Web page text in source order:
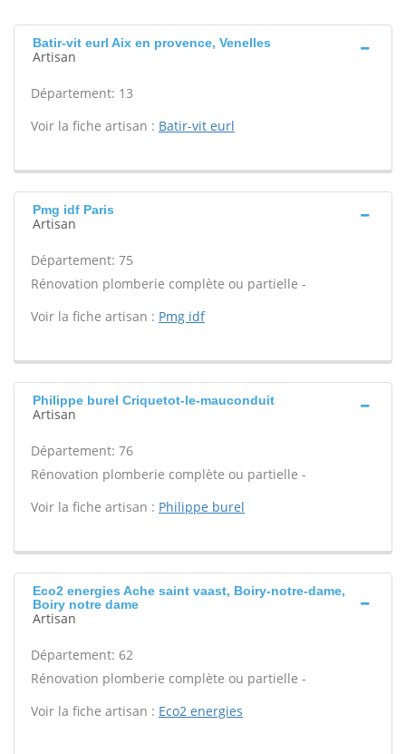
Batir-vit eurl Aix en provence, Venelles
Artisan
Département: 13
Voir la fiche artisan : Batir-vit eurl
Pmg idf Paris
Artisan
Département: 75
Rénovation plomberie complète ou partielle -
Voir la fiche artisan : Pmg idf
Philippe burel Criquetot-le-mauconduit
Artisan
Département: 76
Rénovation plomberie complète ou partielle -
Voir la fiche artisan : Philippe burel
Eco2 energies Ache saint vaast, Boiry-notre-dame,
Boiry notre dame
Artisan
Département: 62
Rénovation plomberie complète ou partielle -
Voir la fiche artisan : Eco2 energies